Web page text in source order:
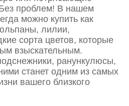
проблем! В нашем
можно купить как
лилии,
сорта цветов, которые
взыскательным.
ранункулюсы,
станет одним из самых
вашего близкого